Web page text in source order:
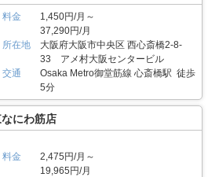
料金
1,450円/月～
37,290円/月
所在地
大阪府大阪市中央区 西心斎橋2-8-
33 アメ村大阪センタービル
交通
Osaka Metro御堂筋線 心斎橋駅 徒歩
5分
にわ筋店
料金
2,475円/月～
19,965円/月